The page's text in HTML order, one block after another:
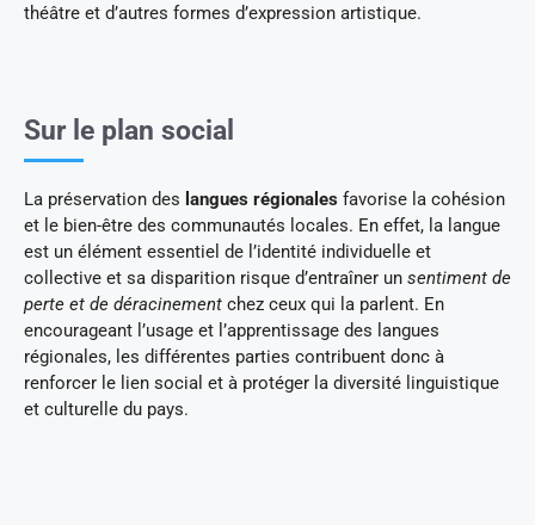
théâtre et d’autres formes d’expression artistique.
Sur le plan social
La préservation des langues régionales favorise la cohésion
et le bien-être des communautés locales. En effet, la langue
est un élément essentiel de l’identité individuelle et
collective et sa disparition risque d’entraîner un sentiment de
perte et de déracinement chez ceux qui la parlent. En
encourageant l’usage et l’apprentissage des langues
régionales, les différentes parties contribuent donc à
renforcer le lien social et à protéger la diversité linguistique
et culturelle du pays.